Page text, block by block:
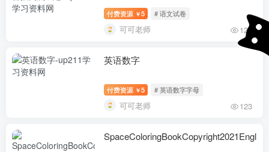
付费资源 ￥5 # 语文试卷
可可老师 126
英语数字
付费资源 ￥5 # 英语数字字母
可可老师 123